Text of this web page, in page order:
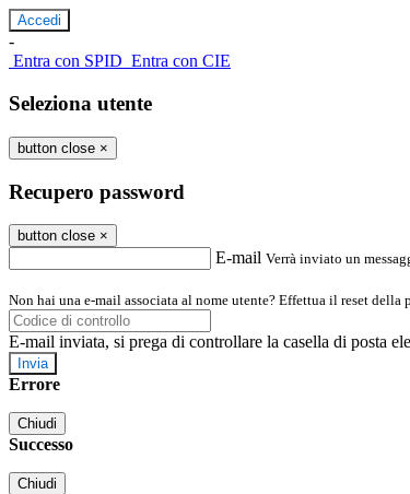
-
Entra con SPID Entra con CIE
Seleziona utente
button close ×
Recupero password
button close ×
E-mail Verrà inviato un
Non hai una e-mail associata al nome utente? Effettua il reset della
E-mail inviata, si prega di controllare la casella di posta
Errore
Chiudi
Successo
Chiudi